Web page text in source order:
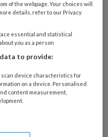
en (herziene)
op TVV
voor jou!
ig en
om jedigitaal te
(digitaal)
49 per jaar!
of the webpage. Your choices will
details, refer to our Privacy
essential and statistical
you as a person
to provide:
scan device characteristics for
on a device. Personalised
content measurement,